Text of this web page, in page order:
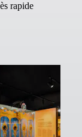
rapide